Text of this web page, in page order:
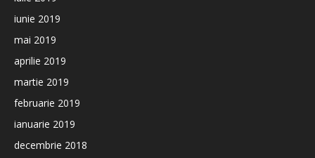
iunie 2019
mai 2019
aprilie 2019
martie 2019
februarie 2019
ianuarie 2019
decembrie 2018